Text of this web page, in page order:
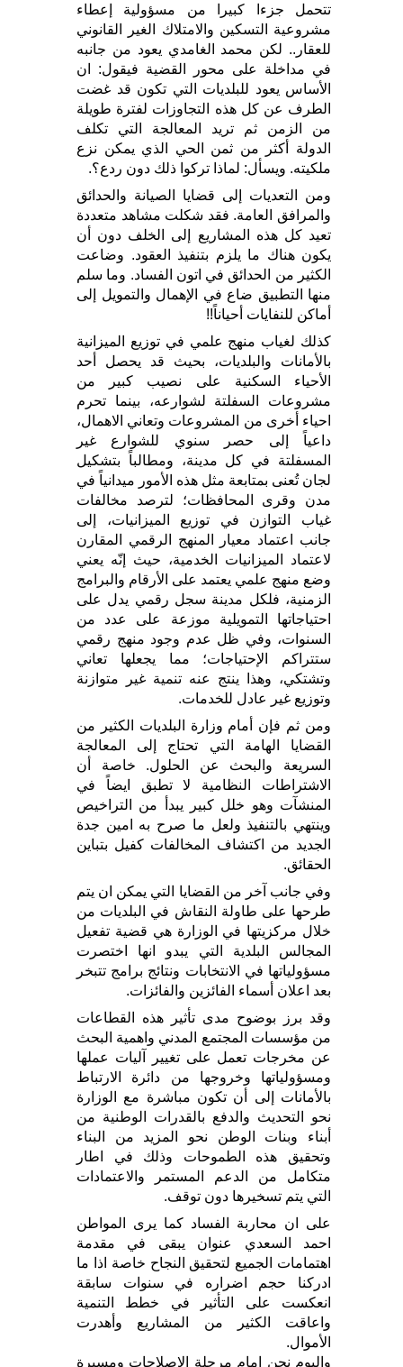
تتحمل جزءا كبيرا من مسؤولية إعطاء
مشروعية التسكين والامتلاك الغير القانوني
للعقار.. لكن محمد الغامدي يعود من جانبه
في مداخلة على محور القضية فيقول: ان
الأساس يعود للبلديات التي تكون قد غضت
الطرف عن كل هذه التجاوزات لفترة طويلة
من الزمن ثم تريد المعالجة التي تكلف
الدولة أكثر من ثمن الحي الذي يمكن نزع
ملكيته. ويسأل: لماذا تركوا ذلك دون ردع؟.
ومن التعديات إلى قضايا الصيانة والحدائق
والمرافق العامة. فقد شكلت مشاهد متعددة
تعيد كل هذه المشاريع إلى الخلف دون أن
يكون هناك ما يلزم بتنفيذ العقود. وضاعت
الكثير من الحدائق في اتون الفساد. وما سلم
منها التطبيق ضاع في الإهمال والتمويل إلى
أماكن للنفايات أحياناً!!
كذلك لغياب منهج علمي في توزيع الميزانية
بالأمانات والبلديات، بحيث قد يحصل أحد
الأحياء السكنية على نصيب كبير من
مشروعات السفلتة لشوارعه، بينما تحرم
احياء أخرى من المشروعات وتعاني الاهمال،
داعياً إلى حصر سنوي للشوارع غير
المسفلتة في كل مدينة، ومطالباً بتشكيل
لجان تُعنى بمتابعة مثل هذه الأمور ميدانياً في
مدن وقرى المحافظات؛ لترصد مخالفات
غياب التوازن في توزيع الميزانيات، إلى
جانب اعتماد معيار المنهج الرقمي المقارن
لاعتماد الميزانيات الخدمية، حيث إنّه يعني
وضع منهج علمي يعتمد على الأرقام والبرامج
الزمنية، فلكل مدينة سجل رقمي يدل على
احتياجاتها التمويلية موزعة على عدد من
السنوات، وفي ظل عدم وجود منهج رقمي
ستتراكم الإحتياجات؛ مما يجعلها تعاني
وتشتكي، وهذا ينتج عنه تنمية غير متوازنة
وتوزيع غير عادل للخدمات.
ومن ثم فإن أمام وزارة البلديات الكثير من
القضايا الهامة التي تحتاج إلى المعالجة
السريعة والبحث عن الحلول. خاصة أن
الاشتراطات النظامية لا تطبق ايضاً في
المنشآت وهو خلل كبير يبدأ من التراخيص
وينتهي بالتنفيذ ولعل ما صرح به امين جدة
الجديد من اكتشاف المخالفات كفيل بتباين
الحقائق.
وفي جانب آخر من القضايا التي يمكن ان يتم
طرحها على طاولة النقاش في البلديات من
خلال مركزيتها في الوزارة هي قضية تفعيل
المجالس البلدية التي يبدو انها اختصرت
مسؤولياتها في الانتخابات ونتائج برامج تتبخر
بعد اعلان أسماء الفائزين والفائزات.
وقد برز بوضوح مدى تأثير هذه القطاعات
من مؤسسات المجتمع المدني واهمية البحث
عن مخرجات تعمل على تغيير آليات عملها
ومسؤولياتها وخروجها من دائرة الارتباط
بالأمانات إلى أن تكون مباشرة مع الوزارة
نحو التحديث والدفع بالقدرات الوطنية من
أبناء وبنات الوطن نحو المزيد من البناء
وتحقيق هذه الطموحات وذلك في اطار
متكامل من الدعم المستمر والاعتمادات
التي يتم تسخيرها دون توقف.
على ان محاربة الفساد كما يرى المواطن
احمد السعدي عنوان يبقى في مقدمة
اهتمامات الجميع لتحقيق النجاح خاصة اذا ما
ادركنا حجم اضراره في سنوات سابقة
انعكست على التأثير في خطط التنمية
واعاقت الكثير من المشاريع وأهدرت
الأموال.
واليوم نحن امام مرحلة الإصلاحات ومسيرة